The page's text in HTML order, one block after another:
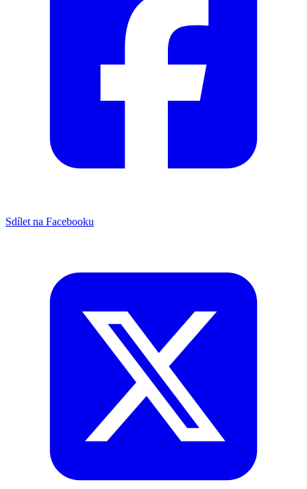
Sdílet na Facebooku